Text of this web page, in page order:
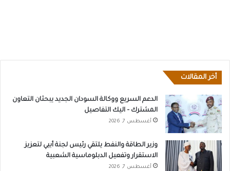
أخر المقالات
الدعم السريع ووكالة السودان الجديد يبحثان التعاون
المشترك – اليك التفاصيل
أغسطس 7, 2026
وزير الطاقة والنفط يلتقي رئيس لجنة أبيي لتعزيز
الاستقرار وتفعيل الدبلوماسية الشعبية
أغسطس 7, 2026